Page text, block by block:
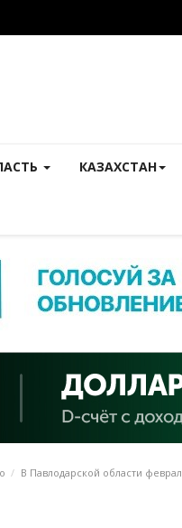
КАЗАХСТАН
В Павлодарской области